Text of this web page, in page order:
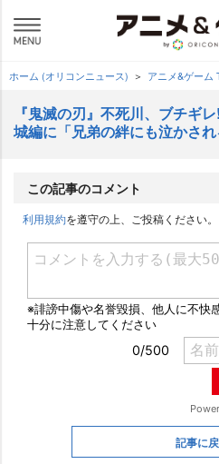
ホーム (オリコンニュース) アニメ&ゲーム
『鬼滅の刃』不死川、ブチギ
城編に「兄弟の絆にも泣かされ
この記事のコメント
利用規約を遵守の上、ご投稿ください。
記事に